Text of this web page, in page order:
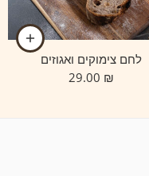
לחם צימוקים ואגוזים
₪